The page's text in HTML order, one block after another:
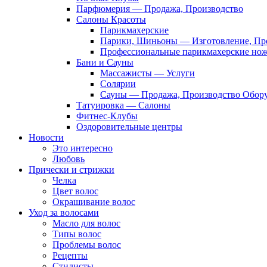
Парфюмерия — Продажа, Производство
Салоны Красоты
Парикмахерские
Парики, Шиньоны — Изготовление,
Профессиональные парикмахерские
Бани и Сауны
Массажисты — Услуги
Солярии
Сауны — Продажа, Производство
Татуировка — Салоны
Фитнес-Клубы
Оздоровительные центры
Новости
Это интересно
Любовь
Прически и стрижки
Челка
Цвет волос
Окрашивание волос
Уход за волосами
Масло для волос
Типы волос
Проблемы волос
Рецепты